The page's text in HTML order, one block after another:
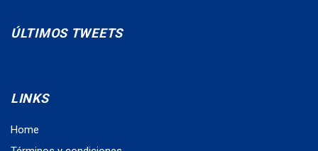
ÚLTIMOS TWEETS
LINKS
Home